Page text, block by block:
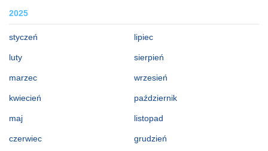
2025
styczeń
luty
marzec
kwiecień
maj
czerwiec
lipiec
sierpień
wrzesień
październik
listopad
grudzień